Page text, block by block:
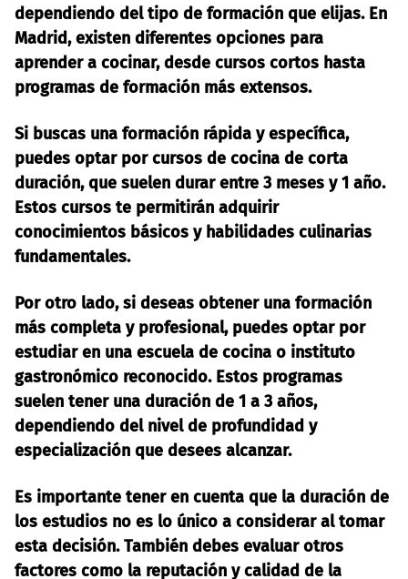
dependiendo del tipo de formación que elijas. En
Madrid, existen diferentes opciones para
aprender a cocinar, desde cursos cortos hasta
programas de formación más extensos.
Si buscas una formación rápida y específica,
puedes optar por cursos de cocina de corta
duración, que suelen durar entre 3 meses y 1 año.
Estos cursos te permitirán adquirir
conocimientos básicos y habilidades culinarias
fundamentales.
Por otro lado, si deseas obtener una formación
más completa y profesional, puedes optar por
estudiar en una escuela de cocina o instituto
gastronómico reconocido. Estos programas
suelen tener una duración de 1 a 3 años,
dependiendo del nivel de profundidad y
especialización que desees alcanzar.
Es importante tener en cuenta que la duración de
los estudios no es lo único a considerar al tomar
esta decisión. También debes evaluar otros
factores como la reputación y calidad de la